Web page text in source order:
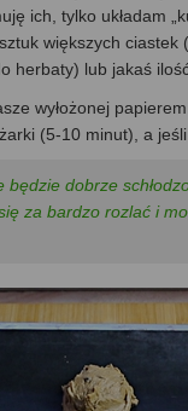
ich, tylko układam
większych
herbaty) lub jakaś
wyłożonej
(5-10 minut), a
będzie dobrze
za bardzo rozlać i